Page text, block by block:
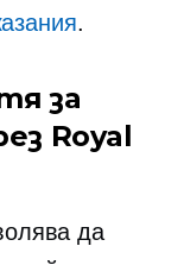
.
за
Royal
да